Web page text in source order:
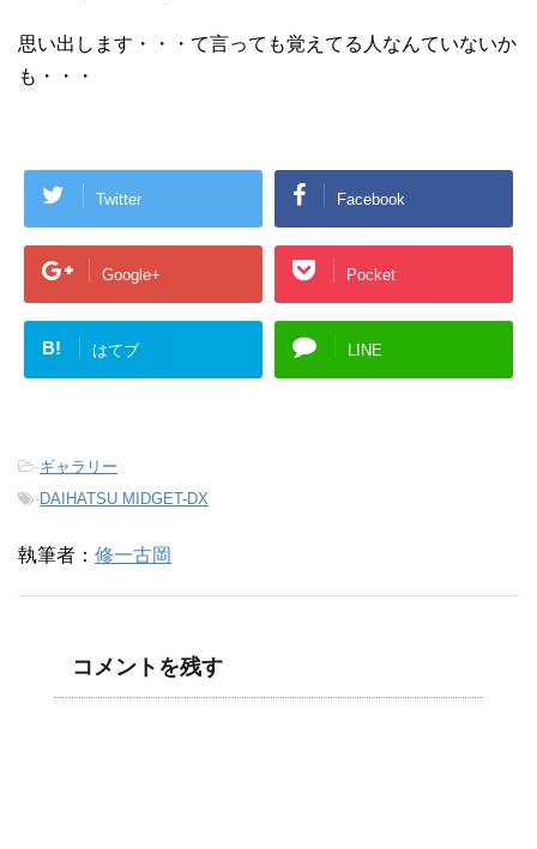
思い出します・・・て言っても覚えてる人なんていないか
も・・・
Twitter Facebook
Google+ Pocket
B! はてブ LINE
-ギャラリー
-DAIHATSU MIDGET-DX
執筆者： 修一古岡
コメントを残す